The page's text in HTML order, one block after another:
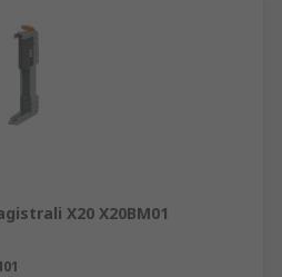
X20 X20BM01